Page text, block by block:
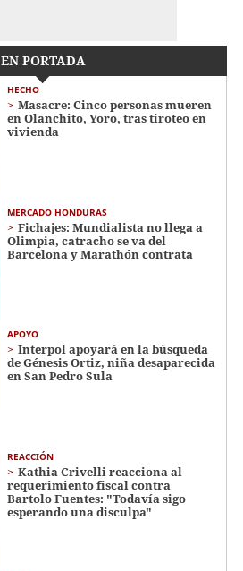
EN PORTADA
HECHO
Masacre: Cinco personas mueren
en Olanchito, Yoro, tras tiroteo en
vivienda
MERCADO HONDURAS
Fichajes: Mundialista no llega a
Olimpia, catracho se va del
Barcelona y Marathón contrata
APOYO
Interpol apoyará en la búsqueda
de Génesis Ortiz, niña desaparecida
en San Pedro Sula
REACCIÓN
Kathia Crivelli reacciona al
requerimiento fiscal contra
Bartolo Fuentes: "Todavía sigo
esperando una disculpa"